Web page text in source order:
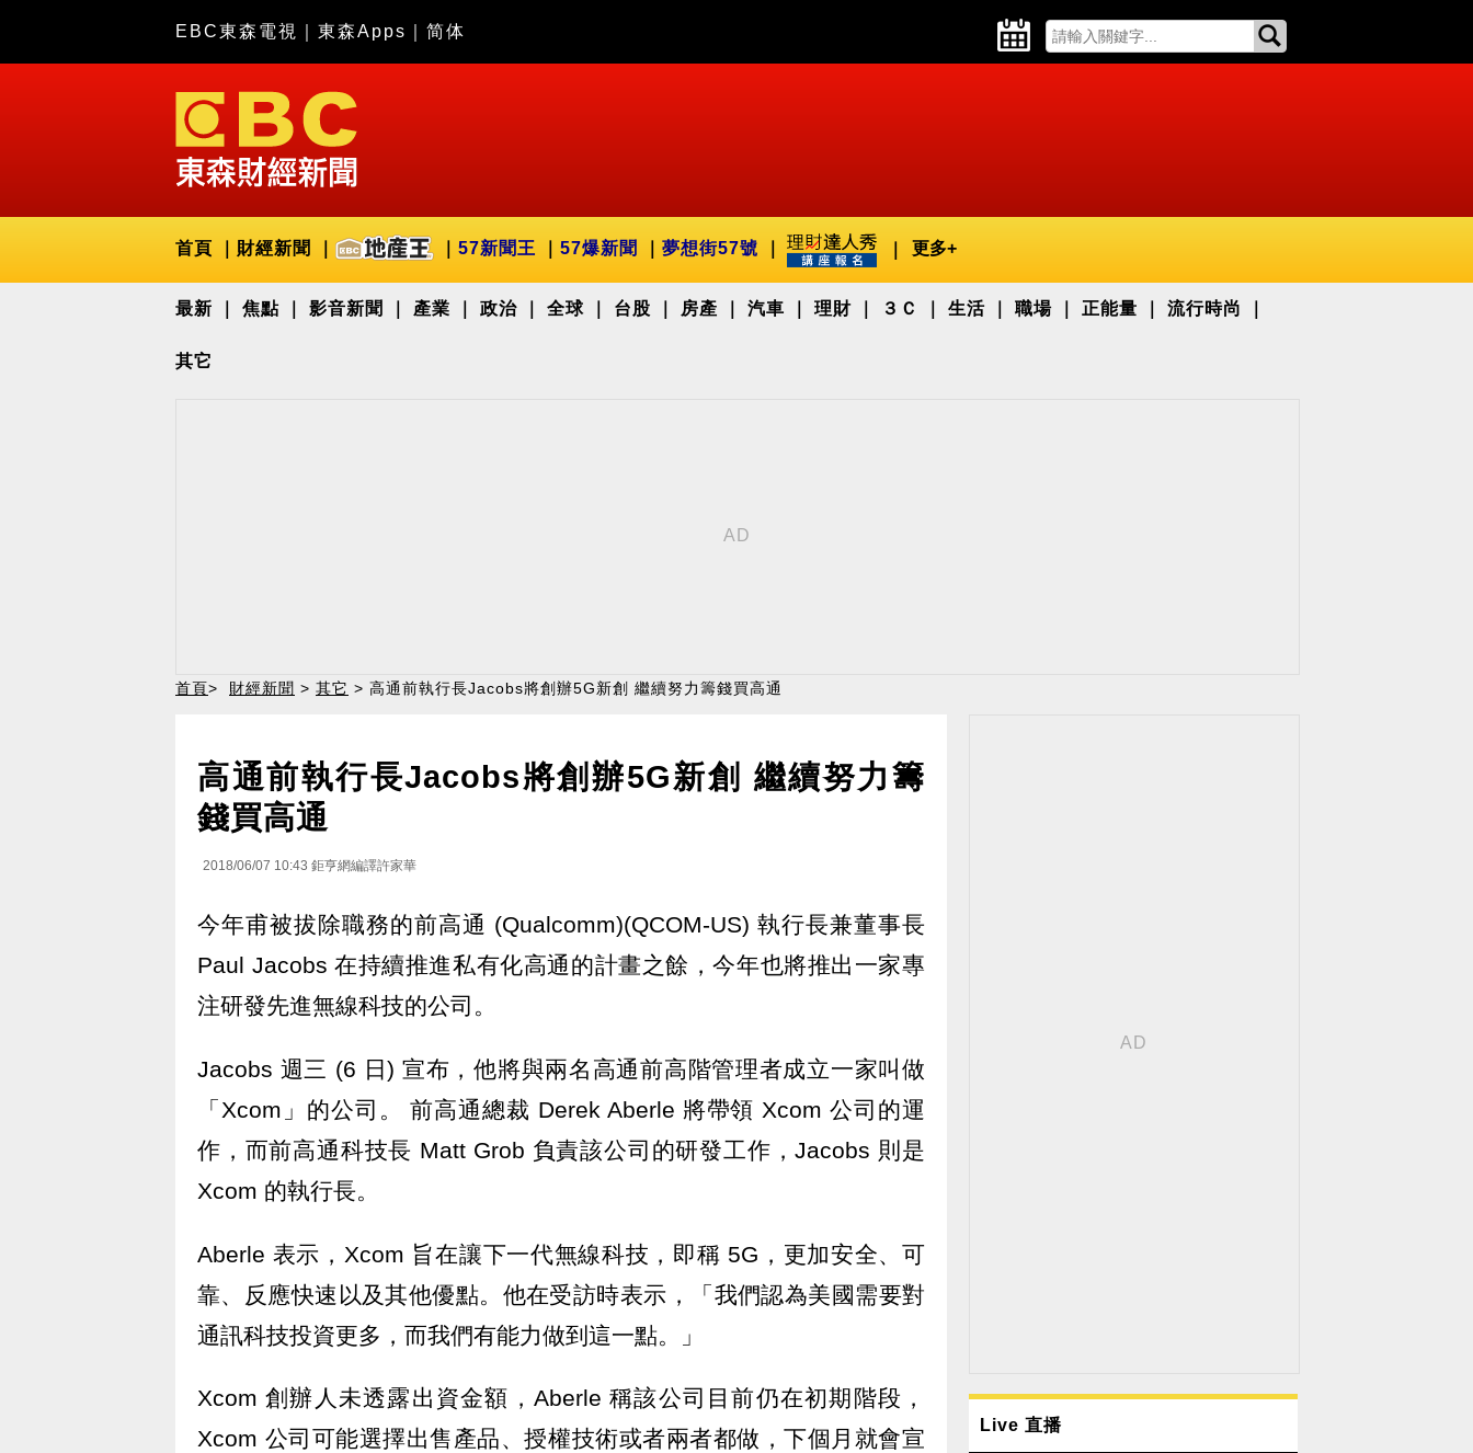
EBC東森電視 東森Apps 简体
首頁 財經新聞 57新聞王 57爆新聞 夢想街57號 更多+
最新 焦點 影音新聞 產業 政治 全球 台股 房產 汽車 理財 ３Ｃ 生活 職場 正能量 流行時尚
其它
首頁> 財經新聞 > 其它 > 高通前執行長Jacobs將創辦5G新創 繼續努力籌錢買高通
高通前執行長Jacobs將創辦5G新創 繼續努力籌
錢買高通
2018/06/07 10:43 鉅亨網編譯許家華
今年甫被拔除職務的前高通 (Qualcomm)(QCOM-US) 執行長兼董事長
Paul Jacobs 在持續推進私有化高通的計畫之餘，今年也將推出一家專
注研發先進無線科技的公司。
Jacobs 週三 (6 日) 宣布，他將與兩名高通前高階管理者成立一家叫做
「Xcom」的公司。 前高通總裁 Derek Aberle 將帶領 Xcom 公司的運
作，而前高通科技長 Matt Grob 負責該公司的研發工作，Jacobs 則是
Xcom 的執行長。
Aberle 表示，Xcom 旨在讓下一代無線科技，即稱 5G，更加安全、可
靠、反應快速以及其他優點。他在受訪時表示，「我們認為美國需要對
通訊科技投資更多，而我們有能力做到這一點。」
Xcom 創辦人未透露出資金額，Aberle 稱該公司目前仍在初期階段，
Xcom 公司可能選擇出售產品、授權技術或者兩者都做，下個月就會宣
Live 直播